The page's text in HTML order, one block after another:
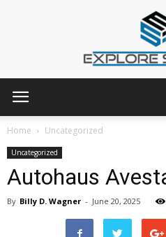
Home Uncategorized
Uncategorized
Autohaus
By Billy D. Wagner - June 20, 2025